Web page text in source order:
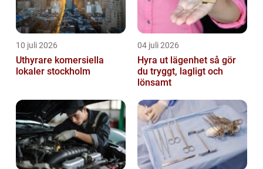
10 juli 2026
Uthyrare komersiella
lokaler stockholm
04 juli 2026
Hyra ut lägenhet så gör
du tryggt, lagligt och
lönsamt